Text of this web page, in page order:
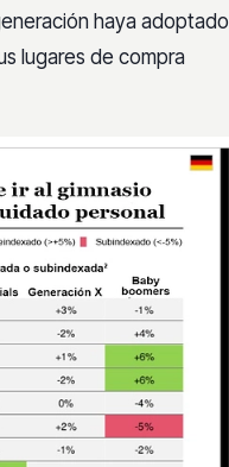
a loshaya adoptado
lugares de compra